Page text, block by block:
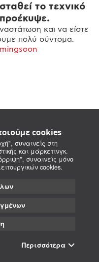
cookies
συναινείς στη
και μάρκετινγκ.
συναινείς μόνο
cookies.
Περισσότερα
το τεχνικό
και να είστε
πολύ σύντομα.